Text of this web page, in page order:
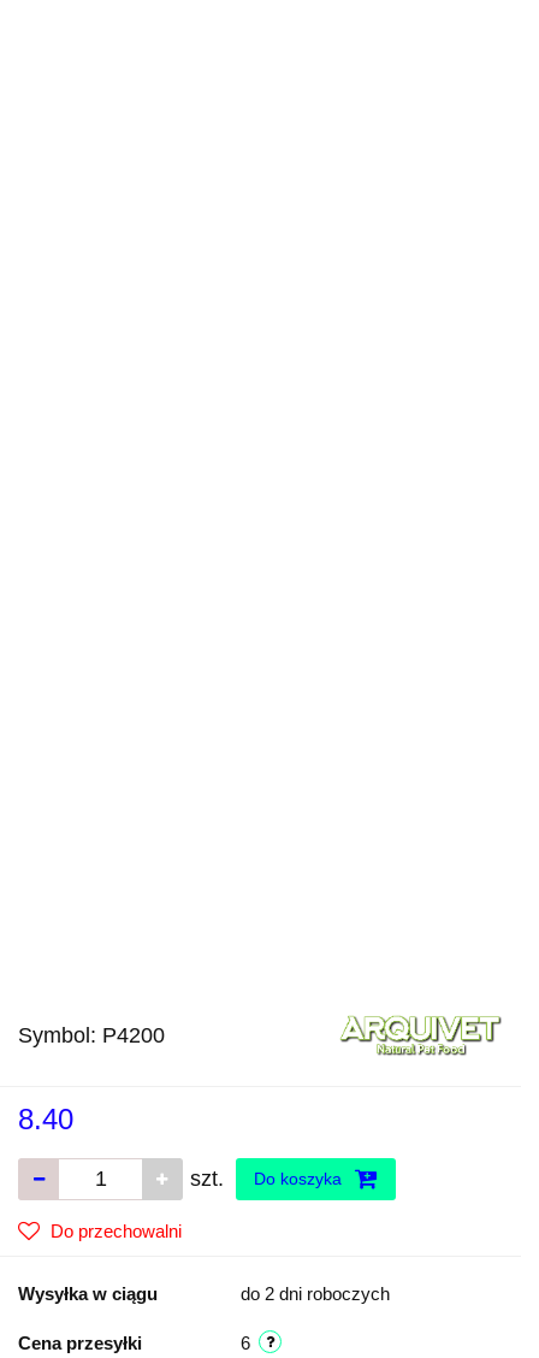
Symbol: P4200
8.40
szt. Do koszyka
Do przechowalni
Wysyłka w ciągu do 2 dni roboczych
Cena przesyłki 6